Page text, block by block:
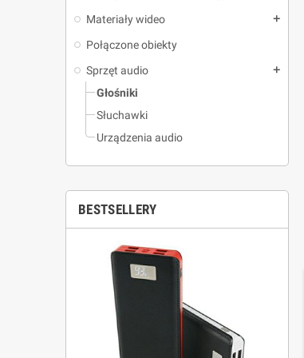
Materiały wideo
add
Połączone obiekty
Sprzęt audio
add
Głośniki
Słuchawki
Urządzenia audio
BESTSELLERY